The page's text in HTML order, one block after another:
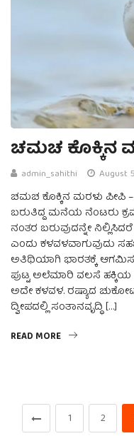
ಚಮಚ ಕೊಕ್ಕಿನ
admin_sahithi August
ಚಮಚ ಕೊಕ್ಕಿನ ಮರಳು ಪೀಪಿ –
ಬರುತಿದ್ದ ಮನೆಯ ನೆಂಟರು
ನಂತರ ಬರುವುದನ್ನೇ
ಎಂದು ಕಳವಳವಾಗುವುದು
ಅತಿಥಿಯಾಗಿ ಭಾರತಕ್ಕೆ
ಪುಟ್ಟ ಅಲೆಮಾರಿ ವಲಸೆ ಹಕ್ಕಿಯ
ಅದೇ ಕಳವಳ. ರಷ್ಯಾದ
ದ್ವೀಪದಲ್ಲಿ ಸಂತಾನವೃದ್ಧಿ […]
READ MORE
1 2